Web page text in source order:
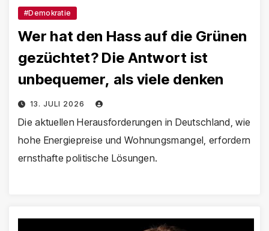
#Demokratie
Wer hat den Hass auf die Grünen
gezüchtet? Die Antwort ist
unbequemer, als viele denken
13. JULI 2026
Die aktuellen Herausforderungen in Deutschland, wie
hohe Energiepreise und Wohnungsmangel, erfordern
ernsthafte politische Lösungen.